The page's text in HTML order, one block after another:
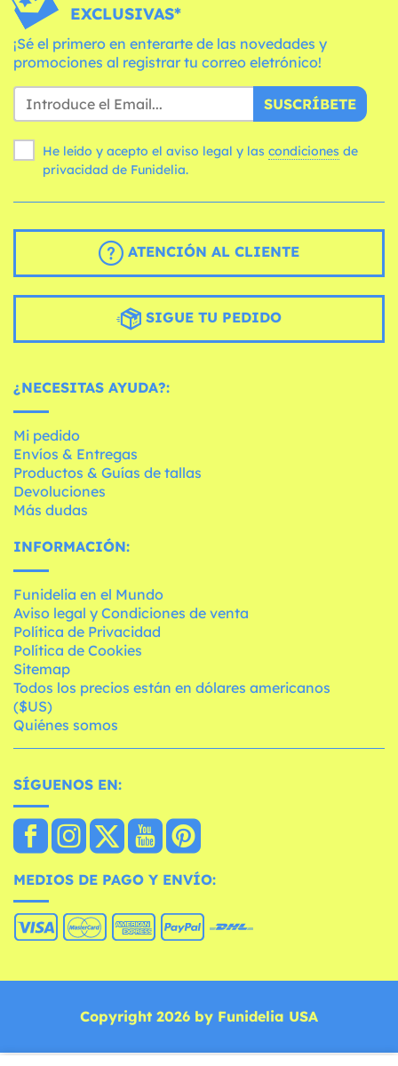
EXCLUSIVAS*
¡Sé el primero en enterarte de las novedades y
promociones al registrar tu correo eletrónico!
SUSCRÍBETE
He leído y acepto el aviso legal y las condiciones
privacidad de Funidelia.
ATENCIÓN AL CLIENTE
SIGUE TU PEDIDO
¿NECESITAS AYUDA?:
Mi pedido
Envíos & Entregas
Productos & Guías de tallas
Devoluciones
Más dudas
INFORMACIÓN:
Funidelia en el Mundo
Aviso legal y Condiciones de venta
Política de Privacidad
Política de Cookies
Sitemap
Todos los precios están en dólares americanos
($US)
Quiénes somos
SÍGUENOS EN:
MEDIOS DE PAGO Y ENVÍO:
Copyright 2026 by Funidelia USA